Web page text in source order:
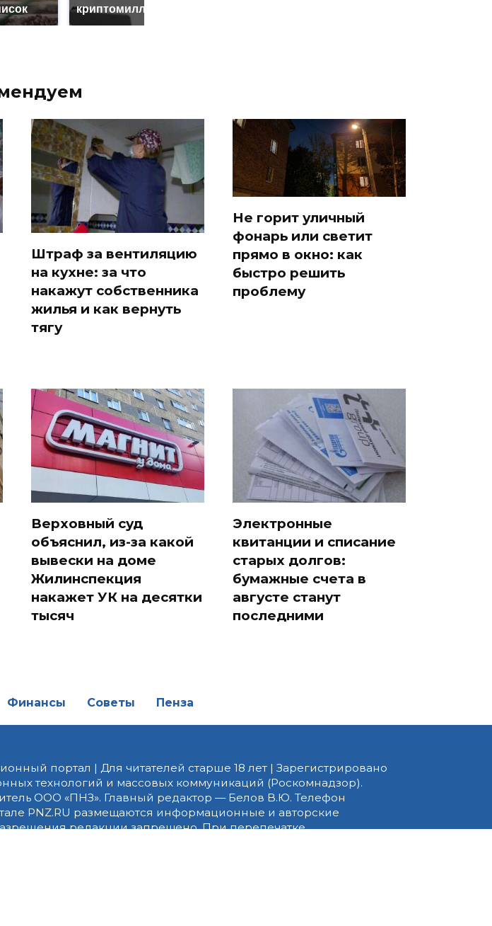
криптомиллионера
Штраф за вентиляцию
на кухне: за что
накажут собственника
жилья и как вернуть
тягу
Не горит уличный
фонарь или светит
прямо в окно: как
быстро решить
проблему
Верховный суд
объяснил, из-за какой
вывески на доме
Жилинспекция
накажет УК на десятки
тысяч
Электронные
квитанции и списание
старых долгов:
бумажные счета в
августе станут
последними
Финансы Советы Пенза
портал | Для читателей старше 18 лет | Зарегистрировано
технологий и массовых коммуникаций (Роскомнадзор).
ООО «ПНЗ». Главный редактор — Белов В.Ю. Телефон
PNZ.RU размещаются информационные и авторские
редакции запрещено. При перепечатке